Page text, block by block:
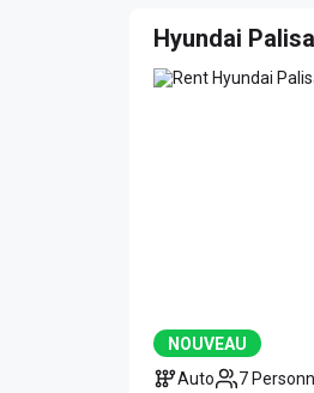
Hyundai
NOUVEAU
Auto
7